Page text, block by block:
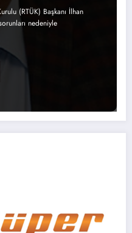
(RTÜK) Başkanı İlhan
nedeniyle